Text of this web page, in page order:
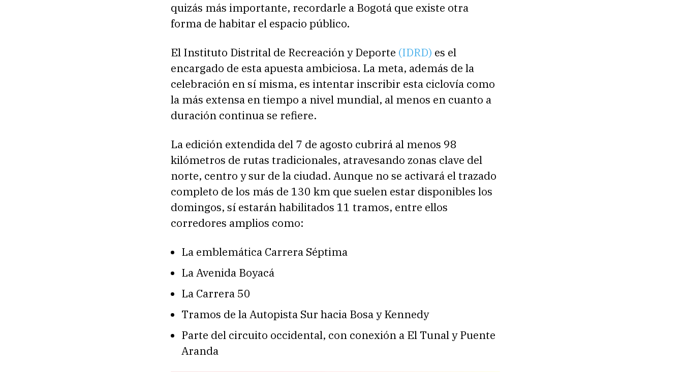
quizás más importante, recordarle a Bogotá que existe otra
forma de habitar el espacio público.
El Instituto Distrital de Recreación y Deporte (IDRD) es el
encargado de esta apuesta ambiciosa. La meta, además de la
celebración en sí misma, es intentar inscribir esta ciclovía como
la más extensa en tiempo a nivel mundial, al menos en cuanto a
duración continua se refiere.
La edición extendida del 7 de agosto cubrirá al menos 98
kilómetros de rutas tradicionales, atravesando zonas clave del
norte, centro y sur de la ciudad. Aunque no se activará el trazado
completo de los más de 130 km que suelen estar disponibles los
domingos, sí estarán habilitados 11 tramos, entre ellos
corredores amplios como:
La emblemática Carrera Séptima
La Avenida Boyacá
La Carrera 50
Tramos de la Autopista Sur hacia Bosa y Kennedy
Parte del circuito occidental, con conexión a El Tunal y Puente
Aranda